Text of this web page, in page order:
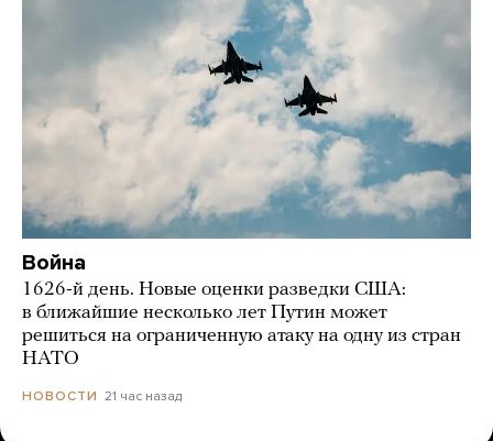
Война
1626-й день. Новые оценки разведки США:
в ближайшие несколько лет Путин может
решиться на ограниченную атаку на одну из стран
НАТО
НОВОСТИ 21 час назад